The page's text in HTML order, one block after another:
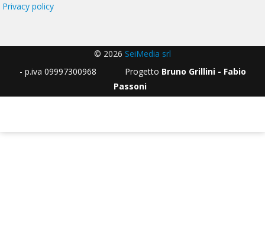
Privacy policy
© 2026 SeiMedia srl
- p.iva 09997300968 Progetto Bruno Grillini - Fabio
Passoni